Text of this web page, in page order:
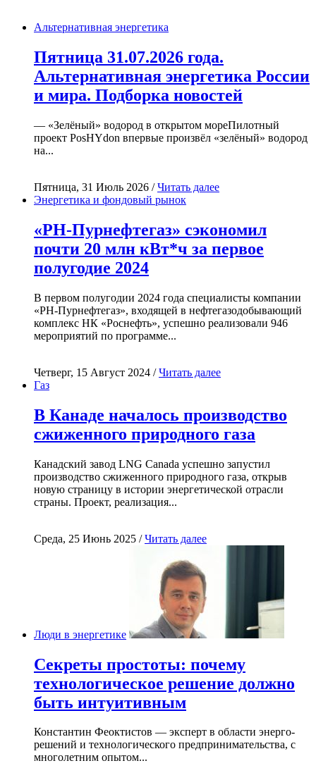
Альтернативная энергетика
Пятница 31.07.2026 года.
Альтернативная энергетика России
и мира. Подборка новостей
— «Зелёный» водород в открытом мореПилотный
проект PosHYdon впервые произвёл «зелёный» водород
на...
Пятница, 31 Июль 2026 /Читать далее
Энергетика и фондовый рынок
«РН-Пурнефтегаз» сэкономил
почти 20 млн кВт*ч за первое
полугодие 2024
В первом полугодии 2024 года специалисты компании
«РН-Пурнефтегаз», входящей в нефтегазодобывающий
комплекс НК «Роснефть», успешно реализовали 946
мероприятий по программе...
Четверг, 15 Август 2024 /Читать далее
Газ
В Канаде началось производство
сжиженного природного газа
Канадский завод LNG Canada успешно запустил
производство сжиженного природного газа, открыв
новую страницу в истории энергетической отрасли
страны. Проект, реализация...
Среда, 25 Июнь 2025 /Читать далее
Люди в энергетике
Секреты простоты: почему
технологическое решение должно
быть интуитивным
Константин Феоктистов — эксперт в области энерго-
решений и технологического предпринимательства, с
многолетним опытом...